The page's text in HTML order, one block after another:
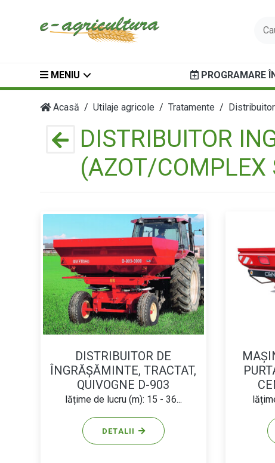
MENIU PROGRAMARE
Acasă Utilaje agricole Tratamente
DISTRIBUITOR
(AZOT/COMPLEX
DISTRIBUITOR DE
ÎNGRĂȘĂMINTE, TRACTAT,
QUIVOGNE D-903
lățime de lucru (m): 15 - 36...
DETALII